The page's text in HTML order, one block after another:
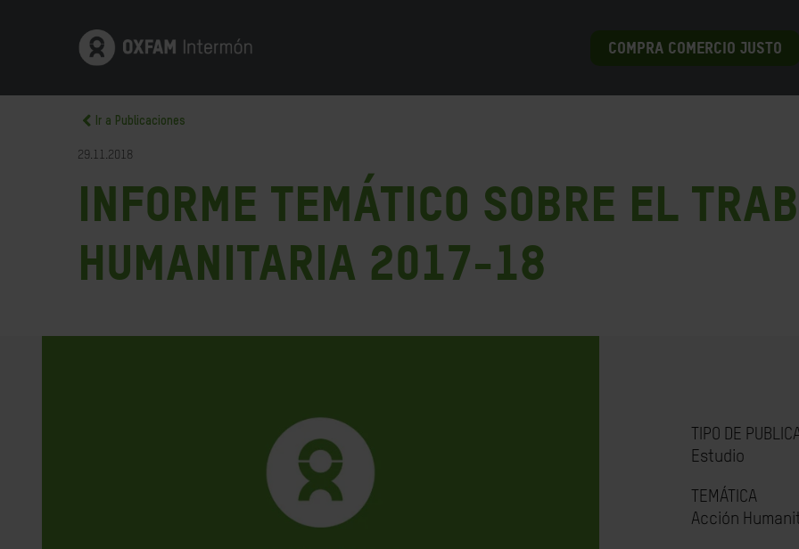
COMPRA COMERCIO JUSTO
Ir a Publicaciones
29.11.2018
Informe Temático sobre el
Humanitaria 2017-18
TIPO DE
Estudio
TEMÁTICA
Acción